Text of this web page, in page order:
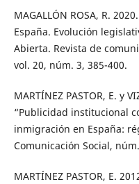
MAGALLÓN ROSA, R.
España. Evolución
Abierta. Revista de
vol. 20, núm. 3, 385-400.
MARTÍNEZ PASTOR, E. y
“Publicidad institucional
inmigración en España:
Comunicación Social,
MARTÍNEZ PASTOR, E.